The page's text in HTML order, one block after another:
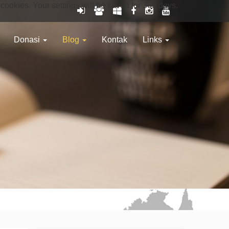
Donasi Blog Kontak Links
Your settings will be saved for 365 days.